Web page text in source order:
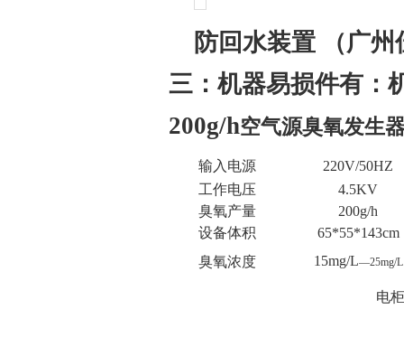
防回水装置 （广州
三：机器易损件有：
200g/h空气源臭氧发生
输入电源
220V/50HZ
工作电压
4.5KV
臭氧产量
200g/h
设备体积
65*55*143cm
臭氧浓度
15mg/L—25mg/L
电柜